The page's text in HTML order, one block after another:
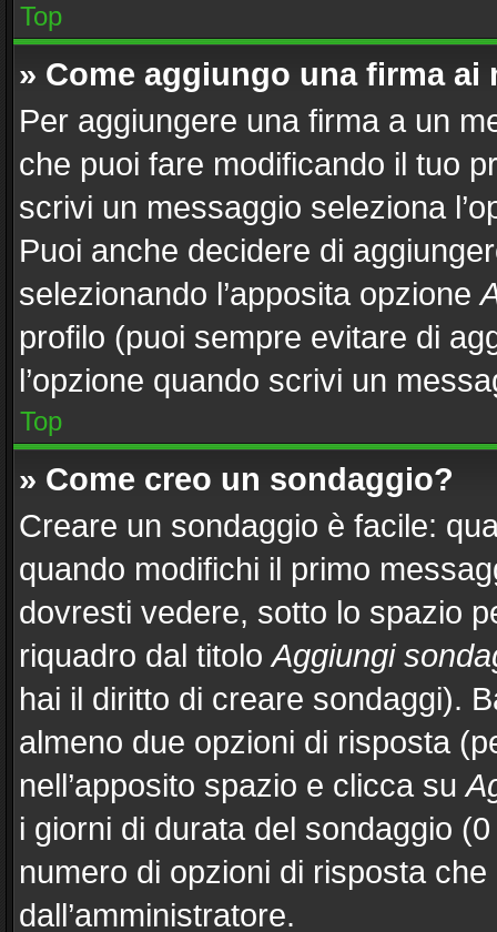
Top
» Come aggiungo una firma ai
Per aggiungere una firma a un
che puoi fare modificando il tuo
scrivi un messaggio seleziona
Puoi anche decidere di
selezionando l’apposita opzione
profilo (puoi sempre evitare di
l’opzione quando scrivi un
Top
» Come creo un sondaggio?
Creare un sondaggio è facile:
quando modifichi il primo
dovresti vedere, sotto lo spazio
riquadro dal titoloAggiungi
hai il diritto di creare sondaggi).
almeno due opzioni di risposta
nell’apposito spazio e clicca su
i giorni di durata del sondaggio
numero di opzioni di risposta
dall’amministratore.